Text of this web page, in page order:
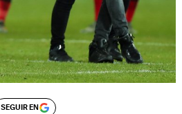
SEGUIR EN